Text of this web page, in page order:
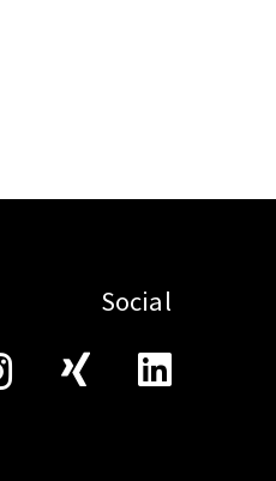
Social